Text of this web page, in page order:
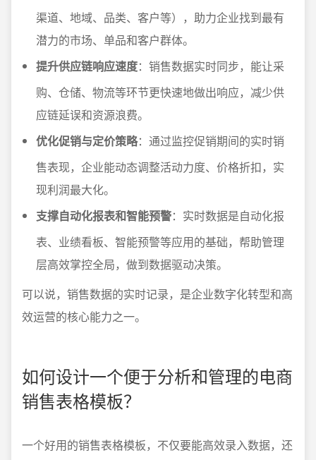
渠道、地域、品类、客户等），助力企业找到最有
潜力的市场、单品和客户群体。
提升供应链响应速度：销售数据实时同步，能让采
购、仓储、物流等环节更快速地做出响应，减少供
应链延误和资源浪费。
优化促销与定价策略：通过监控促销期间的实时销
售表现，企业能动态调整活动力度、价格折扣，实
现利润最大化。
支撑自动化报表和智能预警：实时数据是自动化报
表、业绩看板、智能预警等应用的基础，帮助管理
层高效掌控全局，做到数据驱动决策。
可以说，销售数据的实时记录，是企业数字化转型和高
效运营的核心能力之一。
如何设计一个便于分析和管理的电商
销售表格模板？
一个好用的销售表格模板，不仅要能高效录入数据，还